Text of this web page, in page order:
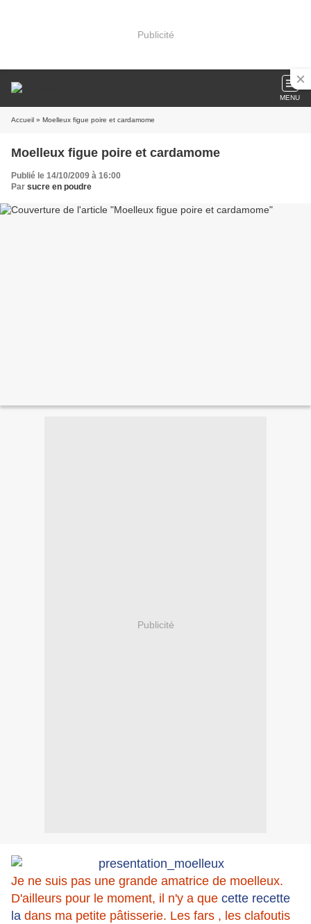
Publicité
MENU
Accueil » Moelleux figue poire et cardamome
Moelleux figue poire et cardamome
Publié le 14/10/2009 à 16:00
Par sucre en poudre
Publicité
Je ne suis pas une grande amatrice de moelleux.
D'ailleurs pour le moment, il n'y a que cette recette
la dans ma petite pâtisserie. Les fars , les clafoutis